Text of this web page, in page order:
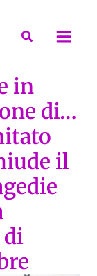
Cerca
in
di…
il
di